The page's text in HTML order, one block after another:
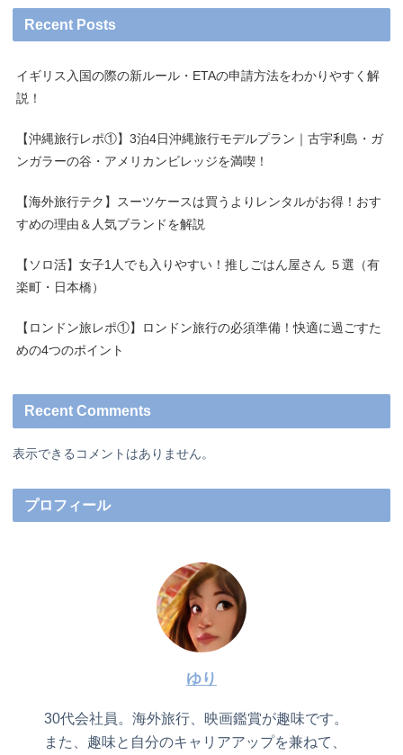
Recent Posts
イギリス入国の際の新ルール・ETAの申請方法をわかりやすく解
説！
【沖縄旅行レポ①】3泊4日沖縄旅行モデルプラン｜古宇利島・ガ
ンガラーの谷・アメリカンビレッジを満喫！
【海外旅行テク】スーツケースは買うよりレンタルがお得！おす
すめの理由＆人気ブランドを解説
【ソロ活】女子1人でも入りやすい！推しごはん屋さん ５選（有
楽町・日本橋）
【ロンドン旅レポ①】ロンドン旅行の必須準備！快適に過ごすた
めの4つのポイント
Recent Comments
表示できるコメントはありません。
プロフィール
ゆり
30代会社員。海外旅行、映画鑑賞が趣味です。
また、趣味と自分のキャリアアップを兼ねて、